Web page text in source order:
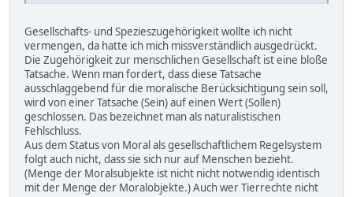
Gesellschafts- und Spezieszugehörigkeit wollte ich nicht
vermengen, da hatte ich mich missverständlich ausgedrückt.
Die Zugehörigkeit zur menschlichen Gesellschaft ist eine bloße
Tatsache. Wenn man fordert, dass diese Tatsache
ausschlaggebend für die moralische Berücksichtigung sein soll,
wird von einer Tatsache (Sein) auf einen Wert (Sollen)
geschlossen. Das bezeichnet man als naturalistischen
Fehlschluss.
Aus dem Status von Moral als gesellschaftlichem Regelsystem
folgt auch nicht, dass sie sich nur auf Menschen bezieht.
(Menge der Moralsubjekte ist nicht nicht notwendig identisch
mit der Menge der Moralobjekte.) Auch wer Tierrechte nicht